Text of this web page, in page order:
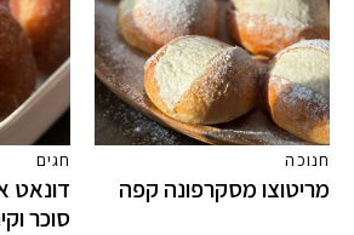
חנוכה
מריטוצו מסקרפונה קפה
חגים
דונאט
סוכר